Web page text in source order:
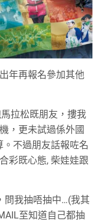
年再報名參加其他
拉松既朋友，摟我
，更未試過係外國
不過朋友話報咗名
彩既心態,柴娃娃跟
問我抽唔抽中…(我其
至知道自己都抽